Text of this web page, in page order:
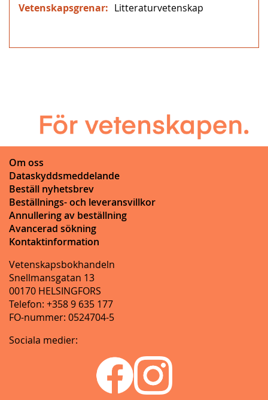
Litteraturvetenskap
Om oss
Dataskyddsmeddelande
Beställ nyhetsbrev
Beställnings- och leveransvillkor
Annullering av beställning
Avancerad sökning
Kontaktinformation
Vetenskapsbokhandeln
Snellmansgatan 13
00170 HELSINGFORS
Telefon: +358 9 635 177
FO-nummer: 0524704-5
Sociala medier: